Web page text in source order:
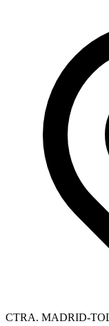
CTRA. MADRID-